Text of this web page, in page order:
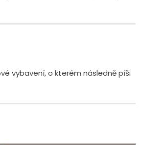
vybavení, o kterém následně píši